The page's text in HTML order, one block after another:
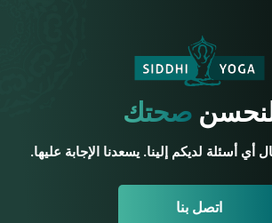
صحتك
أي أسئلة لديكم إلينا. يسعدنا الإجابة عليها.
اتصل بنا